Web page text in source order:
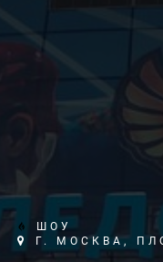
ШОУ
Г. МОСКВА,